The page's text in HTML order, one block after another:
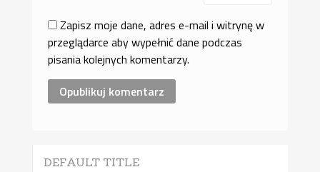
Zapisz moje dane, adres e-mail i witrynę w
przeglądarce aby wypełnić dane podczas
pisania kolejnych komentarzy.
DEFAULT TITLE